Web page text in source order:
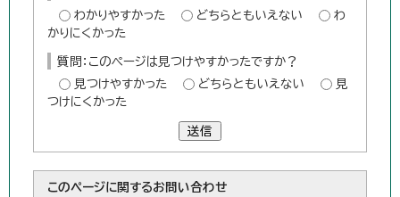
わかりやすかった
どちらともいえない
わ
かりにくかった
質問：このページは見つけやすかったですか？
見つけやすかった
どちらともいえない
見
つけにくかった
送信
このページに関するお問い合わせ